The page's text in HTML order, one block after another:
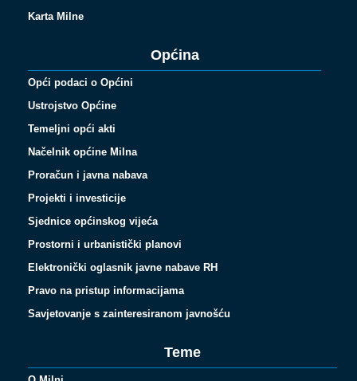
Karta Milne
Općina
Opći podaci o Općini
Ustrojstvo Općine
Temeljni opći akti
Načelnik općine Milna
Proračun i javna nabava
Projekti i investicije
Sjednice općinskog vijeća
Prostorni i urbanistički planovi
Elektronički oglasnik javne nabave RH
Pravo na pristup informacijama
Savjetovanje s zainteresiranom javnošću
Teme